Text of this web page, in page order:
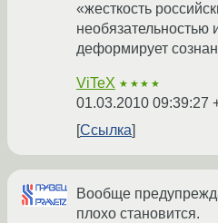
«жесткость
необязательностью
деформирует
ViTeX ★★★★
01.03.2010 09:39:27
Ссылка
Вообще
плохо становится.